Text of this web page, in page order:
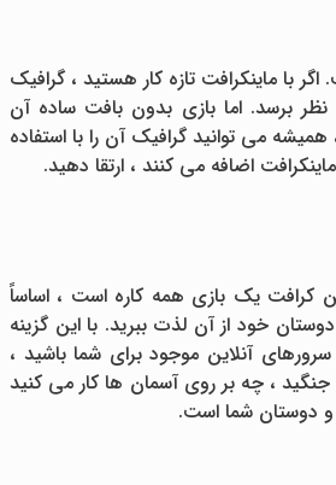
با ماینکرافت تازه کار هستید ، گرافیک
برسد. اما بازی بدون بافت ساده آن
می توانید گرافیک آن را با استفاده
اضافه می کنند ، ارتقا دهید.
کرافت یک بازی همه کاره است ، اساساً
خود از آن لذت ببرید. با این گزینه
آنلاین موجود برای شما باشید ،
جنگید ، چه بر روی آسمان ها کار می کنید
دوستان شما است.